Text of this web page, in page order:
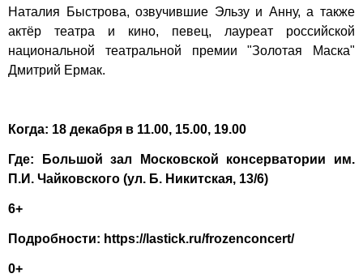
Наталия Быстрова, озвучившие Эльзу и Анну, а также
актёр театра и кино, певец, лауреат российской
национальной театральной премии "Золотая Маска"
Дмитрий Ермак.
Когда: 18 декабря в 11.00, 15.00, 19.00
Где: Большой зал Московской консерватории им.
П.И. Чайковского (ул. Б. Никитская, 13/6)
6+
Подробности: https://lastick.ru/frozenconcert/
0+